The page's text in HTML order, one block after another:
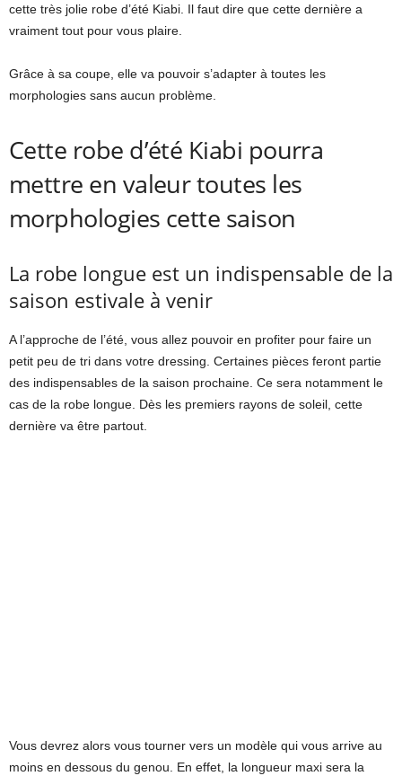
cette très jolie robe d’été Kiabi. Il faut dire que cette dernière a
vraiment tout pour vous plaire.
Grâce à sa coupe, elle va pouvoir s’adapter à toutes les
morphologies sans aucun problème.
Cette robe d’été Kiabi pourra
mettre en valeur toutes les
morphologies cette saison
La robe longue est un indispensable de la
saison estivale à venir
A l’approche de l’été, vous allez pouvoir en profiter pour faire un
petit peu de tri dans votre dressing. Certaines pièces feront partie
des indispensables de la saison prochaine. Ce sera notamment le
cas de la robe longue. Dès les premiers rayons de soleil, cette
dernière va être partout.
Vous devrez alors vous tourner vers un modèle qui vous arrive au
moins en dessous du genou. En effet, la longueur maxi sera la